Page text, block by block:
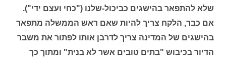
שלא להתפאר בהישגים כביכול-שלנו ("כחי ועצם ידי").
אם כבר, הלקח צריך להיות שאם ראש הממשלה מתפאר
בהישגים של המדינה צריך לדרבן אותו לפתור את משבר
הדיור בכיבוש "בתים טובים אשר לא בנית" ומתוך כך